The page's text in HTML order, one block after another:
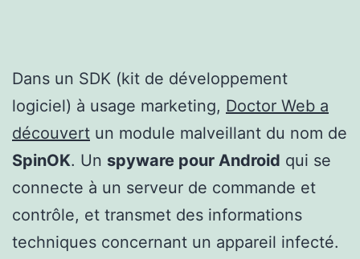
Dans un SDK (kit de développement
logiciel) à usage marketing, Doctor Web a
découvert un module malveillant du nom de
SpinOK. Un spyware pour Android qui se
connecte à un serveur de commande et
contrôle, et transmet des informations
techniques concernant un appareil infecté.